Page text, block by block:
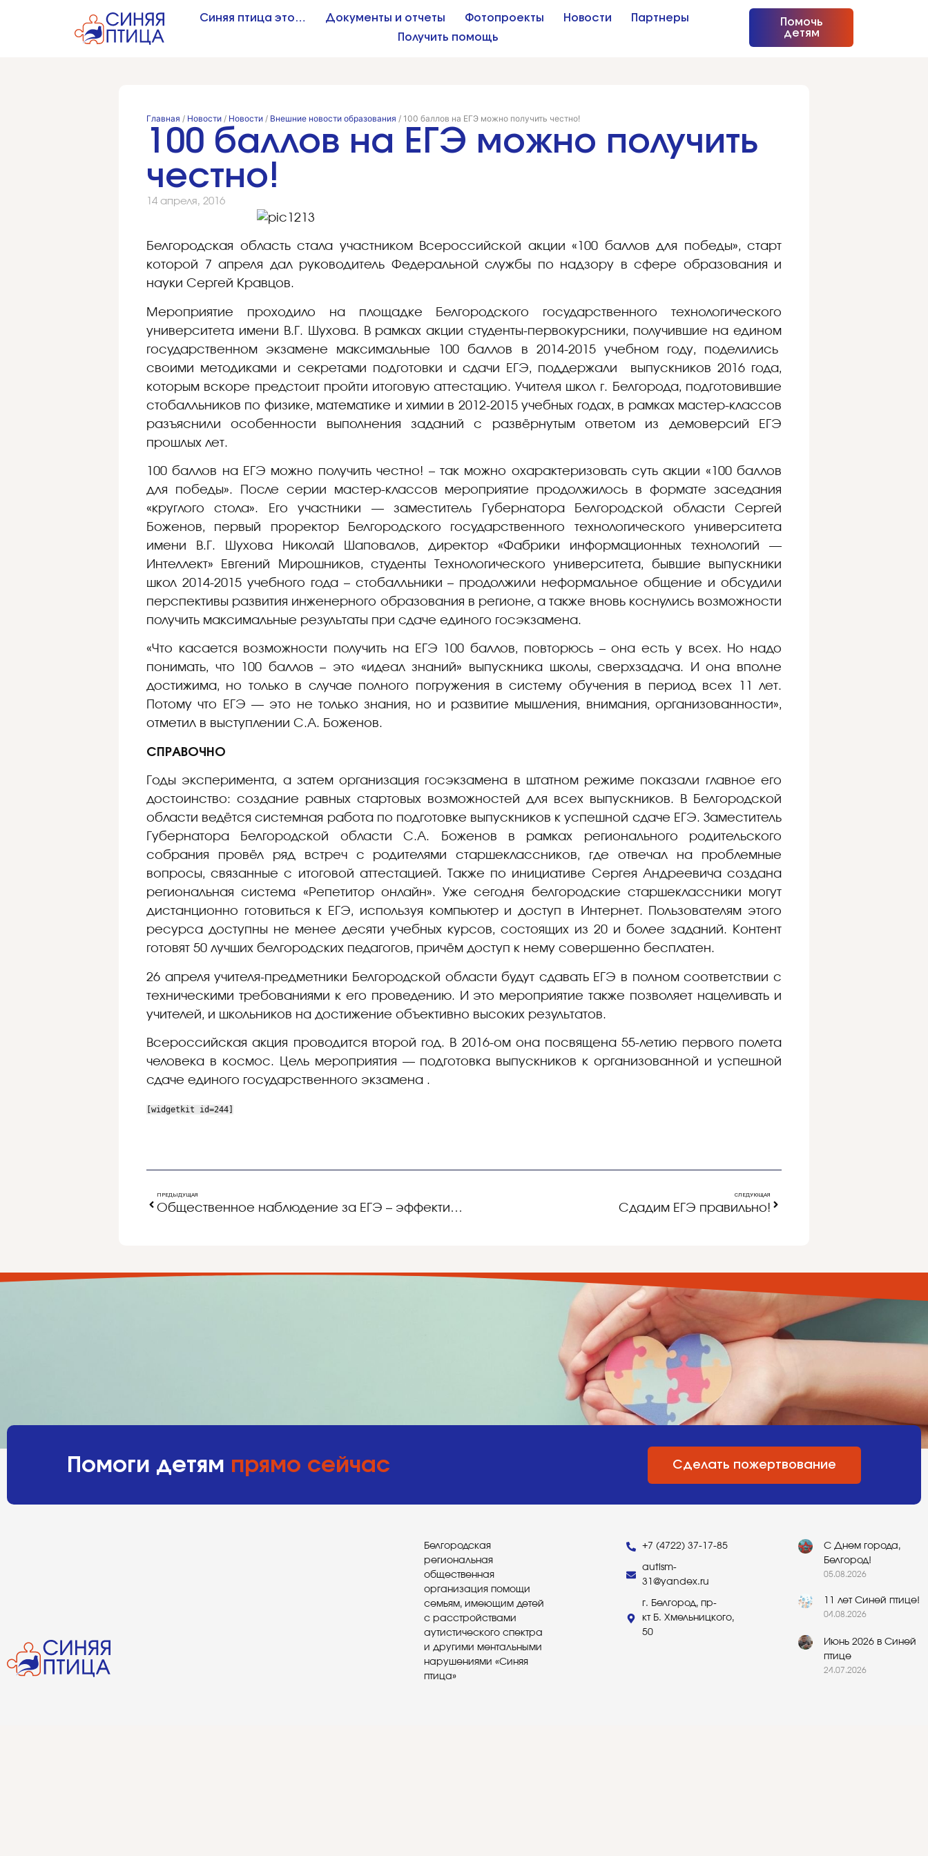
Синяя птица это… Документы и отчеты Фотопроекты Новости
Партнеры
Получить помощь
Помочь
детям
Главная / Новости / Новости / Внешние новости образования / 100 баллов на ЕГЭ можно получить честно!
100 баллов на ЕГЭ можно получить
честно!
14 апреля, 2016
Белгородская область стала участником Всероссийской акции «100 баллов для победы», старт
которой 7 апреля дал руководитель Федеральной службы по надзору в сфере образования и
науки Сергей Кравцов.
Мероприятие проходило на площадке Белгородского государственного технологического
университета имени В.Г. Шухова. В рамках акции студенты-первокурсники, получившие на едином
государственном экзамене максимальные 100 баллов в 2014-2015 учебном году, поделились
своими методиками и секретами подготовки и сдачи ЕГЭ, поддержали выпускников 2016 года,
которым вскоре предстоит пройти итоговую аттестацию. Учителя школ г. Белгорода, подготовившие
стобалльников по физике, математике и химии в 2012-2015 учебных годах, в рамках мастер-классов
разъяснили особенности выполнения заданий с развёрнутым ответом из демоверсий ЕГЭ
прошлых лет.
100 баллов на ЕГЭ можно получить честно! – так можно охарактеризовать суть акции «100 баллов
для победы». После серии мастер-классов мероприятие продолжилось в формате заседания
«круглого стола». Его участники — заместитель Губернатора Белгородской области Сергей
Боженов, первый проректор Белгородского государственного технологического университета
имени В.Г. Шухова Николай Шаповалов, директор «Фабрики информационных технологий —
Интеллект» Евгений Мирошников, студенты Технологического университета, бывшие выпускники
школ 2014-2015 учебного года – стобалльники – продолжили неформальное общение и обсудили
перспективы развития инженерного образования в регионе, а также вновь коснулись возможности
получить максимальные результаты при сдаче единого госэкзамена.
«Что касается возможности получить на ЕГЭ 100 баллов, повторюсь – она есть у всех. Но надо
понимать, что 100 баллов – это «идеал знаний» выпускника школы, сверхзадача. И она вполне
достижима, но только в случае полного погружения в систему обучения в период всех 11 лет.
Потому что ЕГЭ — это не только знания, но и развитие мышления, внимания, организованности»,
отметил в выступлении С.А. Боженов.
СПРАВОЧНО
Годы эксперимента, а затем организация госэкзамена в штатном режиме показали главное его
достоинство: создание равных стартовых возможностей для всех выпускников. В Белгородской
области ведётся системная работа по подготовке выпускников к успешной сдаче ЕГЭ. Заместитель
Губернатора Белгородской области С.А. Боженов в рамках регионального родительского
собрания провёл ряд встреч с родителями старшеклассников, где отвечал на проблемные
вопросы, связанные с итоговой аттестацией. Также по инициативе Сергея Андреевича создана
региональная система «Репетитор онлайн». Уже сегодня белгородские старшеклассники могут
дистанционно готовиться к ЕГЭ, используя компьютер и доступ в Интернет. Пользователям этого
ресурса доступны не менее десяти учебных курсов, состоящих из 20 и более заданий. Контент
готовят 50 лучших белгородских педагогов, причём доступ к нему совершенно бесплатен.
26 апреля учителя-предметники Белгородской области будут сдавать ЕГЭ в полном соответствии с
техническими требованиями к его проведению. И это мероприятие также позволяет нацеливать и
учителей, и школьников на достижение объективно высоких результатов.
Всероссийская акция проводится второй год. В 2016-ом она посвящена 55-летию первого полета
человека в космос. Цель мероприятия — подготовка выпускников к организованной и успешной
сдаче единого государственного экзамена .
[widgetkit id=244]
ПРЕДЫДУЩАЯ
Общественное наблюдение за ЕГЭ – эффективный инструмент для объективной оценки качества образования
СЛЕДУЮЩАЯ
Сдадим ЕГЭ правильно!
Помоги детям прямо сейчас Сделать пожертвование
Белгородская
региональная
общественная
организация помощи
семьям, имеющим детей
с расстройствами
аутистического спектра
и другими ментальными
нарушениями «Синяя
птица»
+7 (4722) 37-17-85
autism-
31@yandex.ru
г. Белгород, пр-
кт Б. Хмельницкого,
50
С Днем города,
Белгород!
05.08.2026
11 лет Синей птице!
04.08.2026
Июнь 2026 в Синей
птице
24.07.2026